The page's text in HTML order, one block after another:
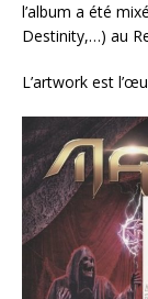
l’album a été
Destinity,…) au
L’artwork est